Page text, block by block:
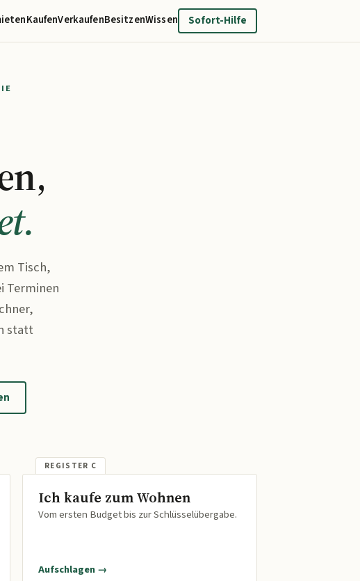
KaufenVerkaufenBesitzenWissen Sofort-Hilfe
Tisch,
Terminen
statt
Ich kaufe zum Wohnen
Vom ersten Budget bis zur Schlüsselübergabe.
Aufschlagen →